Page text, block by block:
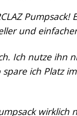
und
Ich nutze
ich Platz